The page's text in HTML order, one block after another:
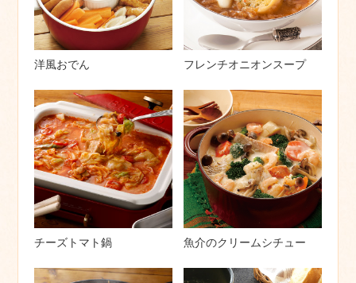
洋風おでん フレンチオニオンスープ
チーズトマト鍋 魚介のクリームシチュー